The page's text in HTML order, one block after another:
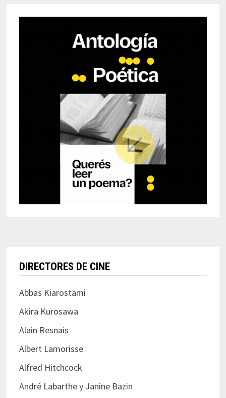
DIRECTORES DE CINE
Abbas Kiarostami
Akira Kurosawa
Alain Resnais
Albert Lamorisse
Alfred Hitchcock
André Labarthe y Janine Bazin